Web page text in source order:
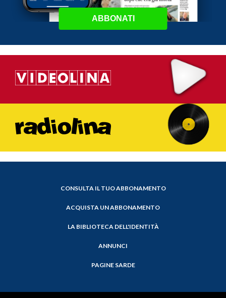
ABBONATI
CONSULTA IL TUO ABBONAMENTO
ACQUISTA UN ABBONAMENTO
LA BIBLIOTECA DELL'IDENTITÀ
ANNUNCI
PAGINE SARDE